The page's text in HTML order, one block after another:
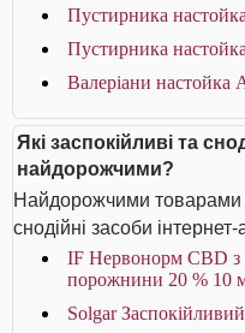
Пустирника
Пустирника
Валеріани настойка
Які заспокійливі та
найдорожчими?
Найдорожчими товарами в
снодійні засоби
IF Нервонорм CBD з
порожнини 20 % 10
Solgar